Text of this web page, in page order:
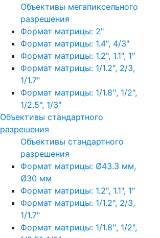
Объективы мегапиксельного
разрешения
Формат матрицы: 2"
Формат матрицы: 1.4", 4/3"
Формат матрицы: 1.2", 1.1", 1"
Формат матрицы: 1/1.2", 2/3,
1/1.7"
Формат матрицы: 1/1.8'', 1/2",
1/2.5", 1/3"
Объективы стандартного
разрешения
Объективы стандартного
разрешения
Формат матрицы: Ø43.3 мм,
Ø30 мм
Формат матрицы: 1.2", 1.1", 1"
Формат матрицы: 1/1.2", 2/3,
1/1.7"
Формат матрицы: 1/1.8'', 1/2",